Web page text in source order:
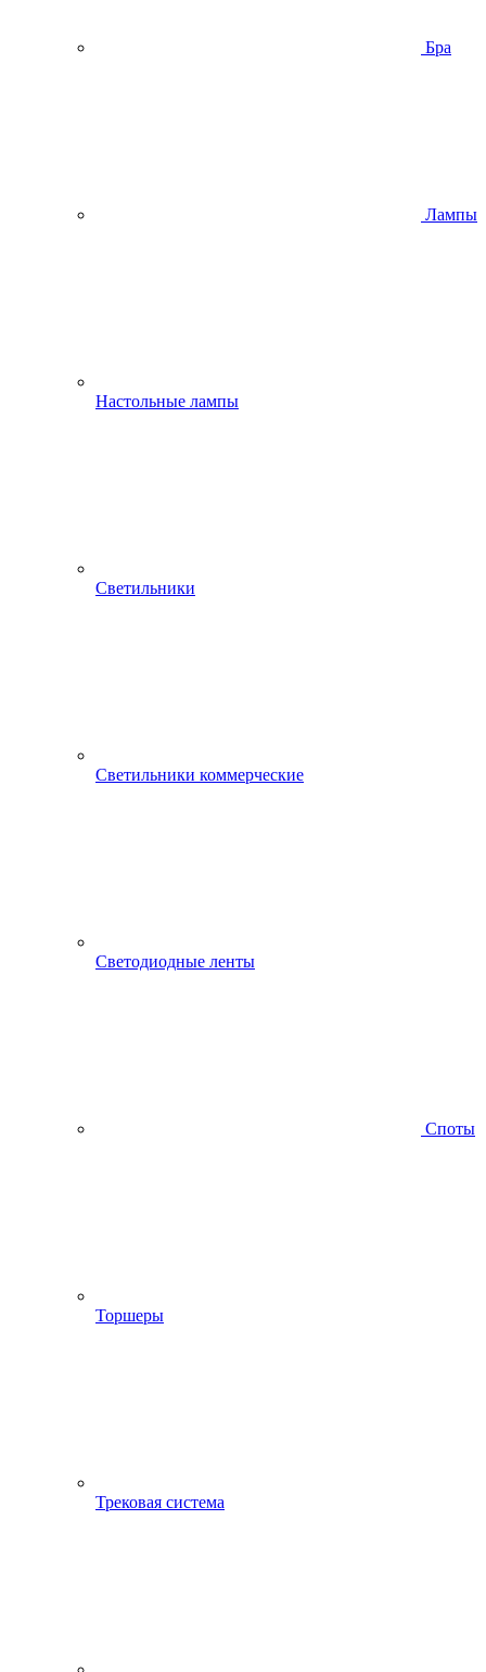
Бра
Лампы
Настольные лампы
Светильники
Светильники коммерческие
Светодиодные ленты
Споты
Торшеры
Трековая система